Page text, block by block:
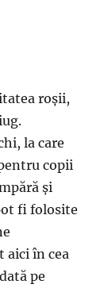
roșii,
la care
copii
și
fi folosite
în cea
pe